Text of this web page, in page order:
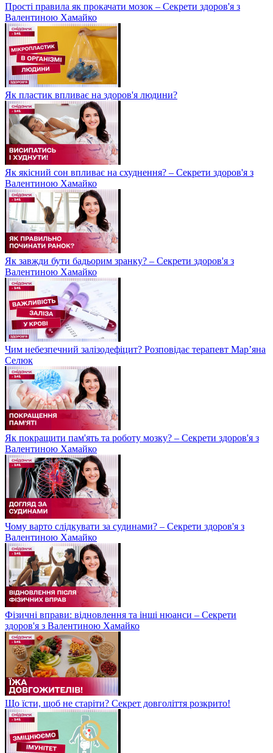
Прості правила як прокачати мозок – Секрети здоров'я з
Валентиною Хамайко
Як пластик впливає на здоров'я людини?
Як якісний сон впливає на схуднення? – Секрети здоров'я з
Валентиною Хамайко
Як завжди бути бадьорим зранку? – Секрети здоров'я з
Валентиною Хамайко
Чим небезпечний залізодефіцит? Розповідає терапевт Мар’яна
Селюк
Як покращити пам'ять та роботу мозку? – Секрети здоров'я з
Валентиною Хамайко
Чому варто слідкувати за судинами? – Секрети здоров'я з
Валентиною Хамайко
Фізичні вправи: відновлення та інші нюанси – Секрети
здоров'я з Валентиною Хамайко
Що їсти, щоб не старіти? Секрет довголіття розкрито!